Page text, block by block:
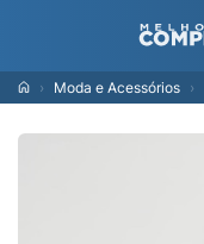
Moda e Acessórios